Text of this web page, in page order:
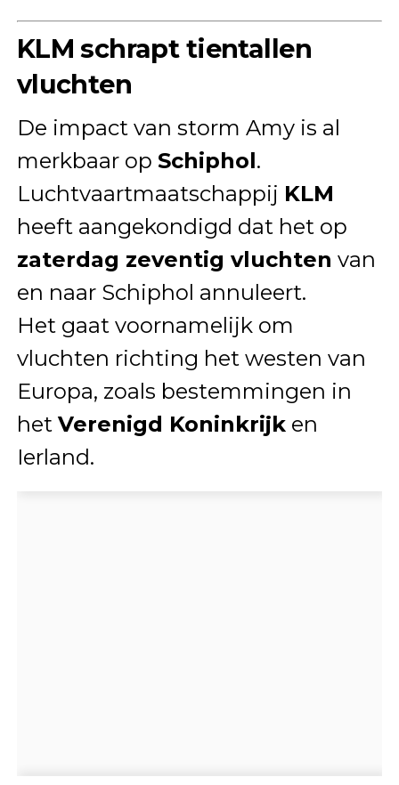
KLM schrapt tientallen
vluchten
De impact van storm Amy is al
merkbaar op Schiphol.
Luchtvaartmaatschappij KLM
heeft aangekondigd dat het op
zaterdag zeventig vluchten van
en naar Schiphol annuleert.
Het gaat voornamelijk om
vluchten richting het westen van
Europa, zoals bestemmingen in
het Verenigd Koninkrijken
Ierland.